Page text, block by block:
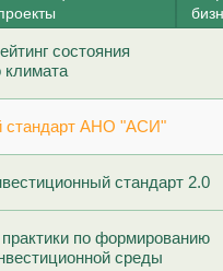
состояния
климата
стандарт АНО "АСИ"
стандарт 2.0
по формированию
среды